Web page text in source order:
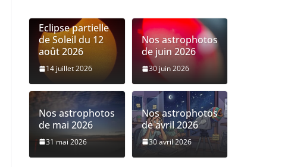
Eclipse partielle
de Soleil du 12
août 2026
14 juillet 2026
Nos astrophotos
de juin 2026
30 juin 2026
Nos astrophotos
de mai 2026
31 mai 2026
Nos astrophotos
de avril 2026
30 avril 2026